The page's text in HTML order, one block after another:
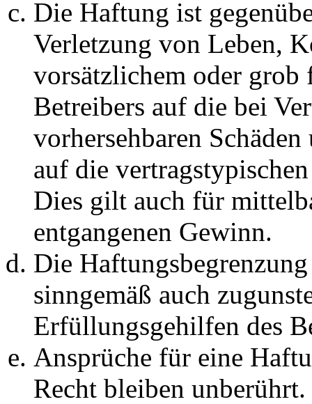
Die Haftung ist
Verletzung von Leben,
vorsätzlichem oder grob
Betreibers auf die bei
vorhersehbaren
auf die
Dies gilt auch für
entgangenen Gewinn.
Die
sinngemäß auch
Erfüllungsgehilfen des
Ansprüche für eine
Recht bleiben unberührt.